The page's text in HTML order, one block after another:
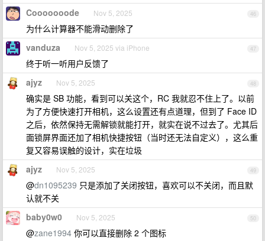
46
Cooooooode Nov 5, 2025
为什么计算器不能滑动删除了
47
vanduza Nov 5, 2025 via iPhone
终于听一听用户反馈了
48
ajyz Nov 5, 2025
确实是 SB 功能，看到可以关这个，RC 我就忍不住上了。以前
为了方便快速打开相机，这么设置还有点道理，但到了 Face ID
之后，依然保持无需解锁就能打开，就实在说不过去了。尤其后
面锁屏界面还加了相机快捷按钮（当时还无法自定义），这么重
复又容易误触的设计，实在垃圾
49
ajyz Nov 5, 2025
@dn1095239 只是添加了关闭按钮，喜欢可以不关闭，而且默
认就不关
50
baby0w0 Nov 5, 2025
@zane1994 你可以直接删除 2 个图标